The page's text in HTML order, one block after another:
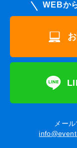
WEBか
メー